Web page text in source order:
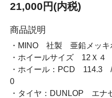
21,000円(内税)
商品説明
・MINO 社製 亜鉛メッキ
・ホイールサイズ 12Ｘ
・ホイール：PCD
0
・タイヤ：DUNLOP エ